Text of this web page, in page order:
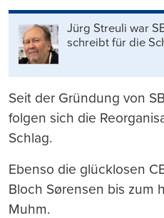
Jürg Streuli war
schreibt für die
Seit der Gründung von
folgen sich die
Schlag.
Ebenso die glücklosen
Bloch Sørensen bis zum
Muhm.